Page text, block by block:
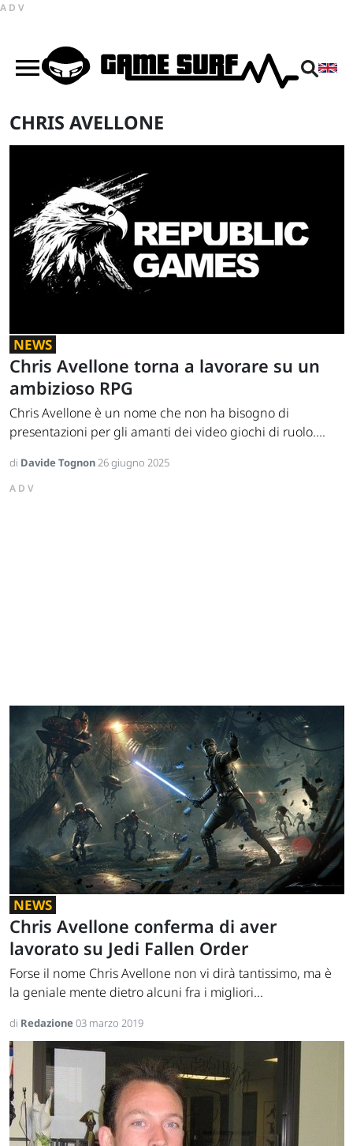
ADV
CHRIS AVELLONE
NEWS
Chris Avellone torna a lavorare su un
ambizioso RPG
Chris Avellone è un nome che non ha bisogno di
presentazioni per gli amanti dei video giochi di ruolo....
di Davide Tognon26 giugno 2025
ADV
NEWS
Chris Avellone conferma di aver
lavorato su Jedi Fallen Order
Forse il nome Chris Avellone non vi dirà tantissimo, ma è
la geniale mente dietro alcuni fra i migliori...
di Redazione03 marzo 2019